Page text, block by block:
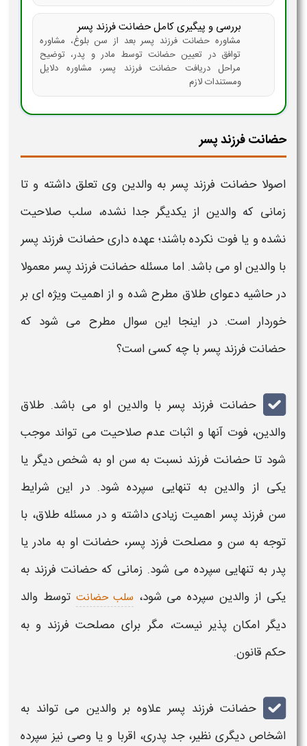
بررسی و پیگیری کامل حضانت فرزند پسر
مشاوره حضانت فرزند پسر بعد از سن بلوغ، مشاوره
توافق در تعیین حضانت توسط مادر و پدر، توضیح
مراحل دریافت حضانت فرزند پسر، مشاوره دلایل
ومستندات لازم
حضانت فرزند پسر
اصولا حضانت فرزند پسربه والدین وی تعلق داشته و تا
زمانی که والدین از یکدیگر جدا نشده، سلب صلاحیت
نشده و یا فوت نکرده باشند؛ عهده داریحضانت فرزند پسر
با والدین او می باشد. اما مسئله حضانت فرزند پسر معمولا
در حاشیه دعوای طلاق مطرح شده و از اهمیت ویژه ای بر
خوردار است. در اینجا این سوال مطرح می شود که
حضانت فرزند پسربا چه کسی است؟
حضانت فرزند پسربا والدین او می باشد. طلاق
والدین، فوت آنها و اثبات عدم صلاحیت می تواند موجب
شود تاحضانت فرزند نسبت به سن او به شخص دیگر یا
یکی از والدین به تنهایی سپرده شود. در این شرایط
سن فرزند پسراهمیت زیادی داشته و در مسئله طلاق، با
توجه به سن و مصلحت فرزد پسر، حضانت او به مادر یا
پدر به تنهایی سپرده می شود. زمانی کهحضانت فرزند به
یکی از والدین سپرده می شود، سلب حضانت توسط والد
دیگر امکان پذیر نیست، مگر برای مصلحت فرزند و به
حکم قانون.
حضانت فرزند پسر علاوه بر والدین می تواند به
اشخاص دیگری نظیر، جد پدری، اقربا و یا وصی نیز سپرده